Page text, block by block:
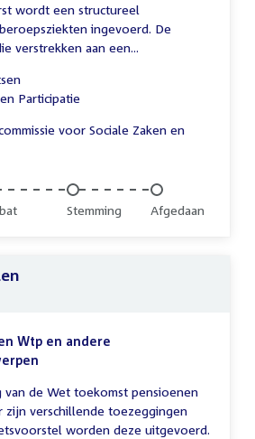
wordt een structureel
ingevoerd. De
verstrekken aan een...
Participatie
voor Sociale Zaken en
Onvoltooid:
Stemming Onvoltooid:
Afgedaan
Wtp en andere
van de Wet toekomst pensioenen
zijn verschillende toezeggingen
worden deze uitgevoerd.